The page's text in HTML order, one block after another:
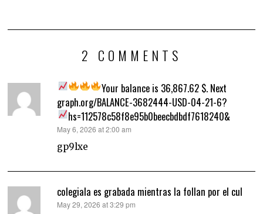
2 COMMENTS
Your balance is 36,867.62 $. Next
graph.org/BALANCE-3682444-USD-04-21-6?
hs=112578c58f8e95b0beecbdbdf7618240&
May 6, 2026 at 2:00 am
gp9lxe
colegiala es grabada mientras la follan por el cul
says:
May 29, 2026 at 3:29 pm